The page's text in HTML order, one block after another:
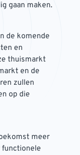
gaan maken.
de komende
en
thuismarkt
en de
zullen
op die
meer
functionele